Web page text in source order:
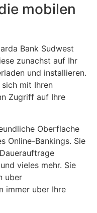
mobilen
Bank Sudwest
zunachst auf Ihr
und installieren.
mit Ihren
Zugriff auf Ihre
Oberflache
Online-Bankings. Sie
vieles mehr. Sie
uber
immer uber Ihre